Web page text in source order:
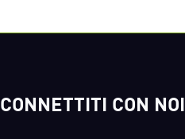
CONNETTITI CON NOI